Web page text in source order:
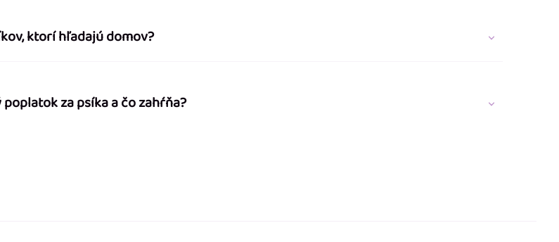
ktorí hľadajú domov?
za psíka a čo zahŕňa?